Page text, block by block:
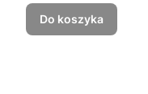
Do koszyka